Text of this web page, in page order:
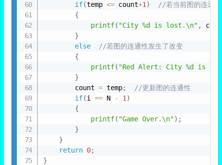
if(temp <= count+1 )
//若当前图的连通
{
printf( "City %d is lost.\n" , city
}
else
//若图的连通性发生了改变
{
printf( "Red Alert: City %d is
}
        count
= temp;
//更新图的连通性
if(i == N - 1 )
{
printf( "Game Over.\n") ;
}
}
return 0;
}